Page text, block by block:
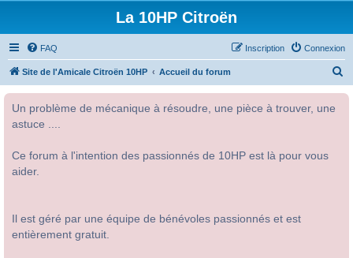
La 10HP Citroën
FAQ Connexion
Inscription
Site de l'Amicale Citroën 10HP Accueil du forum
Un problème de mécanique à résoudre, une pièce à trouver, une
astuce ....
Ce forum à l'intention des passionnés de 10HP est là pour vous
aider.
Il est géré par une équipe de bénévoles passionnés et est
entièrement gratuit.